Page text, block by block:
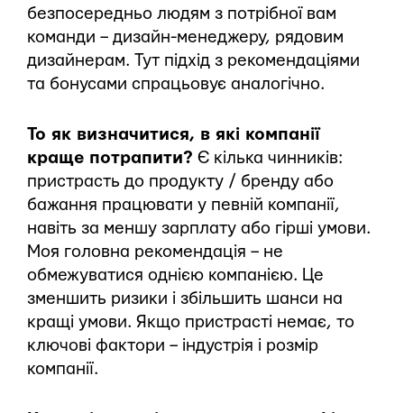
безпосередньо людям з потрібної вам
команди – дизайн-менеджеру, рядовим
дизайнерам. Тут підхід з рекомендаціями
та бонусами спрацьовує аналогічно.
То як визначитися, в які компанії
краще потрапити? Є кілька чинників:
пристрасть до продукту / бренду або
бажання працювати у певній компанії,
навіть за меншу зарплату або гірші умови.
Моя головна рекомендація – не
обмежуватися однією компанією. Це
зменшить ризики і збільшить шанси на
кращі умови. Якщо пристрасті немає, то
ключові фактори – індустрія і розмір
компанії.